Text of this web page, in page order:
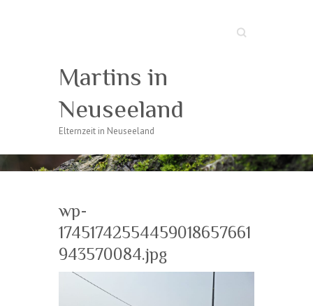
Suche
Martins in
Neuseeland
Elternzeit in Neuseeland
wp-
17451742554459018657661
943570084.jpg